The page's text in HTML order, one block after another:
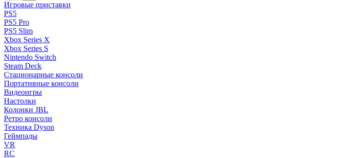
Игровые приставки
PS5
PS5 Pro
PS5 Slim
Xbox Series X
Xbox Series S
Nintendo Switch
Steam Deck
Стационарные консоли
Портативные консоли
Видеоигры
Настолки
Колонки JBL
Ретро консоли
Техника Dyson
Геймпады
VR
RC